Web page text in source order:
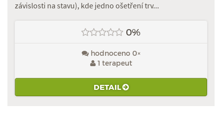
závislosti na stavu), kde jedno ošetření trv...
0%
hodnoceno 0×
1 terapeut
DETAIL